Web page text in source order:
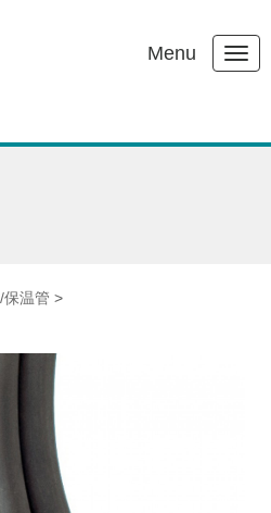
Menu
保温管 >